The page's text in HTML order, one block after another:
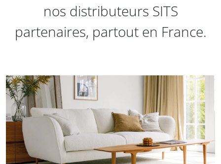
nos distributeurs SITS
partenaires, partout en France.